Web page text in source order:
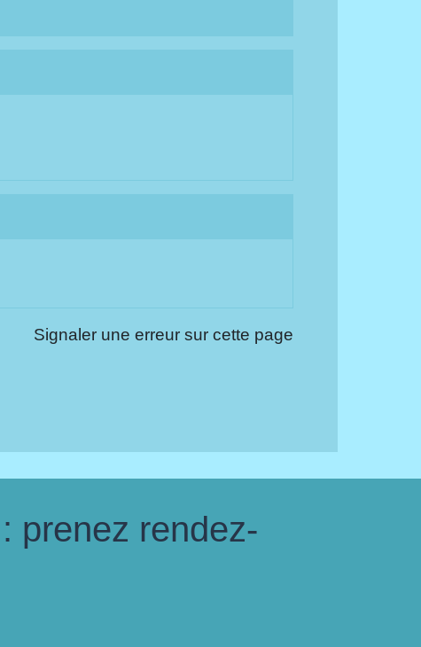
Signaler une erreur sur cette page
prenez rendez-